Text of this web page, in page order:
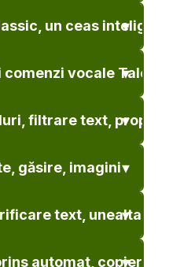
un ceas inteligent
vocale
filtrare text,
găsire, imagini
text, unealta
automat, copiere